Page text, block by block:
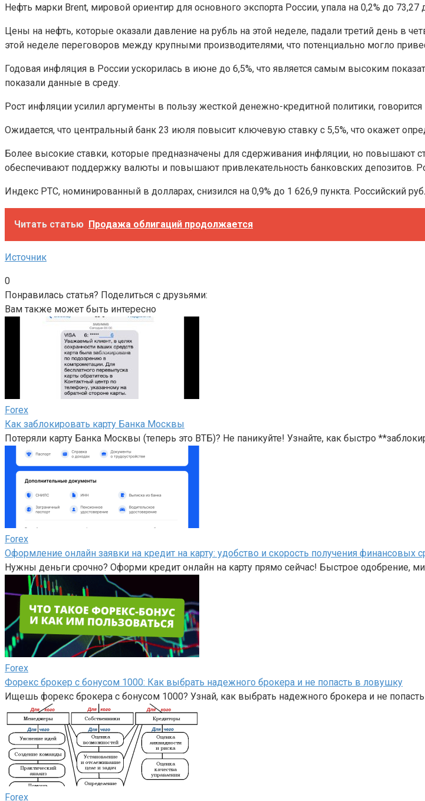
Нефть марки Brent, мировой ориентир для основного экспорта России, упала на 0,2% до 73,27
Цены на нефть, которые оказали давление на рубль на этой неделе, падали третий день в
этой неделе переговоров между крупными производителями, что потенциально могло
Годовая инфляция в России ускорилась в июне до 6,5%, что является самым высоким
показали данные в среду.
Рост инфляции усилил аргументы в пользу жесткой денежно-кредитной политики,
Ожидается, что центральный банк 23 июля повысит ключевую ставку с 5,5%, что окажет
Более высокие ставки, которые предназначены для сдерживания инфляции, но повышают
обеспечивают поддержку валюты и повышают привлекательность банковских депозитов.
Индекс РТС, номинированный в долларах, снизился на 0,9% до 1 626,9 пункта. Российский
Читать статью Продажа облигаций продолжается
Источник
0
Понравилась статья? Поделиться с друзьями:
Вам также может быть интересно
Forex
Как заблокировать карту Банка Москвы
Потеряли карту Банка Москвы (теперь это ВТБ)? Не паникуйте! Узнайте, как быстро
Forex
Оформление онлайн заявки на кредит на карту: удобство и скорость получения финансовых
Нужны деньги срочно? Оформи кредит онлайн на карту прямо сейчас! Быстрое одобрение,
Forex
Форекс брокер с бонусом 1000: Как выбрать надежного брокера и не попасть в ловушку
Ищешь форекс брокера с бонусом 1000? Узнай, как выбрать надежного брокера и не попасть
Forex